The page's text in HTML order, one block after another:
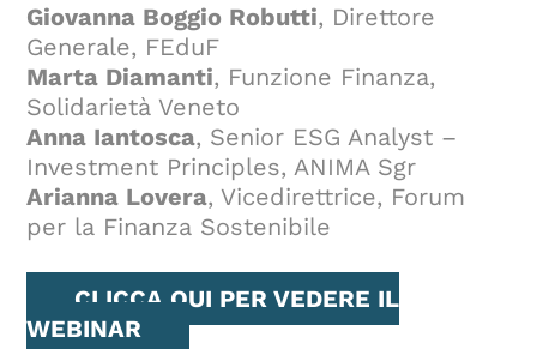
Giovanna Boggio Robutti, Direttore
Generale, FEduF
Marta Diamanti, Funzione Finanza,
Solidarietà Veneto
Anna Iantosca, Senior ESG Analyst –
Investment Principles, ANIMA Sgr
Arianna Lovera, Vicedirettrice, Forum
per la Finanza Sostenibile
CLICCA QUI PER VEDERE IL
WEBINAR